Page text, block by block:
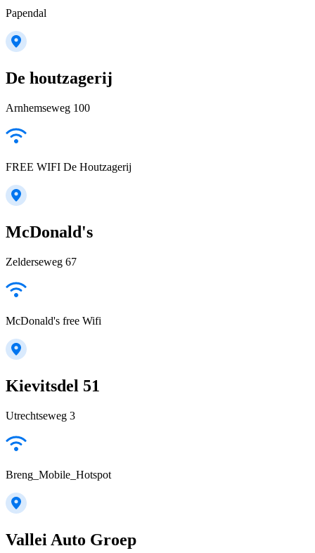
Papendal
De houtzagerij
Arnhemseweg 100
FREE WIFI De Houtzagerij
McDonald's
Zelderseweg 67
McDonald's free Wifi
Kievitsdel 51
Utrechtseweg 3
Breng_Mobile_Hotspot
Vallei Auto Groep